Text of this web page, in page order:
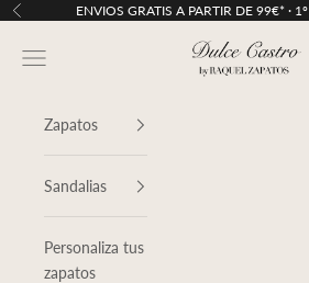
Ir al contenido
Anterior ENVIOS GRATIS A PARTIR DE 99€* ·
Dulce Castro
Menú
Zapatos
Sandalias
Personaliza tus
zapatos